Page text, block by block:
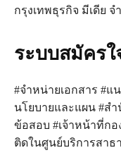
กรุงเทพธุรกิจ มีเดีย จ
ระบบสมัครใ
#จำหน่ายเอกสาร #แ
นโยบายและแผน #สำ
ข้อสอบ #เจ้าหน้าที่ก
ติดในศูนย์บริการสา